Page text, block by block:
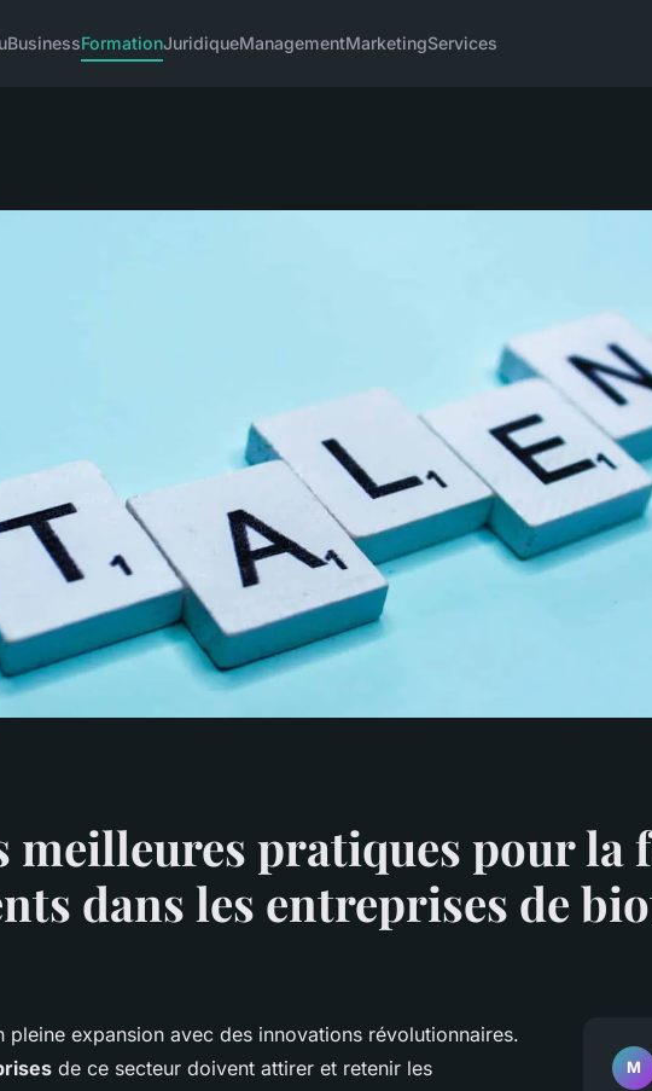
BusinessFormationJuridiqueManagementMarketingServices
meilleures pratiques pour la
dans les entreprises de
pleine expansion avec des innovations révolutionnaires.
de ce secteur doivent attirer et retenir les
M